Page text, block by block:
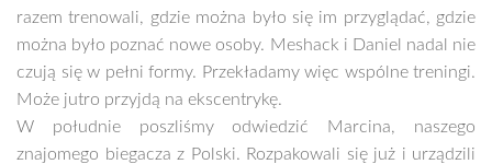
razem trenowali, gdzie można było się im przyglądać, gdzie
można było poznać nowe osoby. Meshack i Daniel nadal nie
czują się w pełni formy. Przekładamy więc wspólne treningi.
Może jutro przyjdą na ekscentrykę.
W południe poszliśmy odwiedzić Marcina, naszego
znajomego biegacza z Polski. Rozpakowali się już i urządzili